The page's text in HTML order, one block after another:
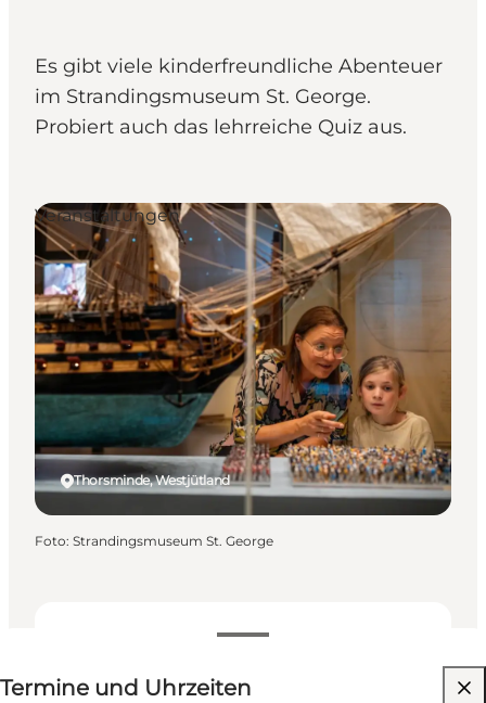
Es gibt viele kinderfreundliche Abenteuer
im Strandingsmuseum St. George.
Probiert auch das lehrreiche Quiz aus.
Termine und Uhrzeiten
Termine und Uhrzeiten
Kostenlos
Thorsminde, Westjütland
Veranstaltungen
Foto: Strandingsmuseum St. George